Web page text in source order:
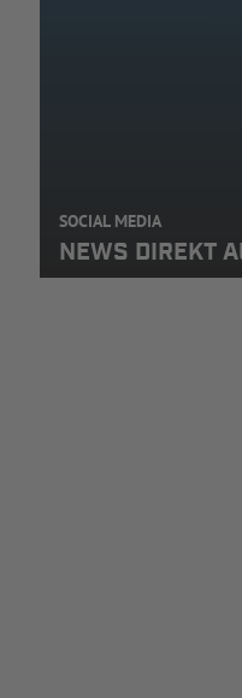
SOCIAL MEDIA
NEWS DIREKT